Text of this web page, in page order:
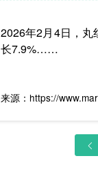
2026年2月4日，丸
长7.9%……
来源：https://